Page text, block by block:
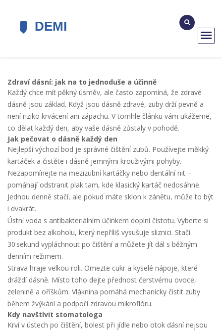
Zdraví dásní: jak na to jednoduše a účinně
Každý chce mít pěkný úsměv, ale často zapomíná, že zdravé
dásně jsou základ. Když jsou dásně zdravé, zuby drží pevně a
není riziko krvácení ani zápachu. V tomhle článku vám ukážeme,
co dělat každý den, aby vaše dásně zůstaly v pohodě.
Jak pečovat o dásně každý den
Nejlepší výchozí bod je správné čištění zubů. Používejte měkký
kartáček a čistěte i dásně jemnými krouživými pohyby.
Nezapomínejte na mezizubní kartáčky nebo dentální nit –
pomáhají odstranit plak tam, kde klasický kartáč nedosáhne.
Jednou denně stačí, ale pokud máte sklon k zánětu, může to být
i dvakrát.
Ústní voda s antibakteriálním účinkem doplní čistotu. Vyberte si
produkt bez alkoholu, který nepříliš vysušuje sliznici. Stačí
30 sekund vypláchnout po čištění a můžete jít dál s běžným
denním režimem.
Strava hraje velkou roli. Omezte cukr a kyselé nápoje, které
dráždí dásně. Místo toho dejte přednost čerstvému ovoce,
zelenině a oříškům. Vláknina pomáhá mechanicky čistit zuby
během žvýkání a podpoří zdravou mikroflóru.
Kdy navštívit stomatologa
Krví v ústech po čištění, bolest při jídle nebo otok dásní nejsou